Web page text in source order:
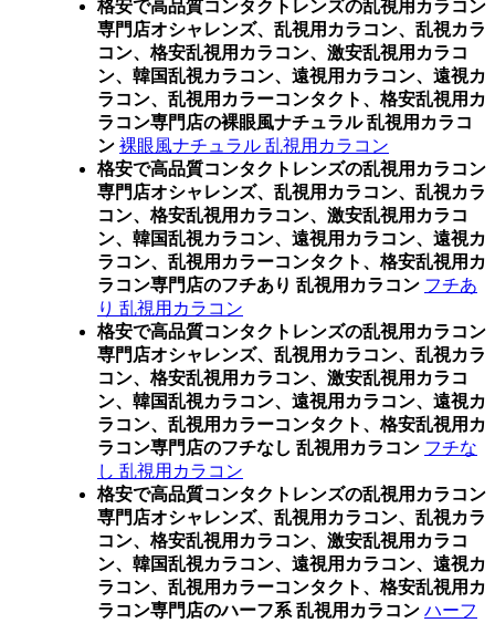
格安で高品質コンタクトレンズの乱視用カラコン
専門店オシャレンズ、乱視用カラコン、乱視カラ
コン、格安乱視用カラコン、激安乱視用カラコ
ン、韓国乱視カラコン、遠視用カラコン、遠視カ
ラコン、乱視用カラーコンタクト、格安乱視用カ
ラコン専門店の裸眼風ナチュラル 乱視用カラコ
ン 裸眼風ナチュラル 乱視用カラコン
格安で高品質コンタクトレンズの乱視用カラコン
専門店オシャレンズ、乱視用カラコン、乱視カラ
コン、格安乱視用カラコン、激安乱視用カラコ
ン、韓国乱視カラコン、遠視用カラコン、遠視カ
ラコン、乱視用カラーコンタクト、格安乱視用カ
ラコン専門店のフチあり 乱視用カラコン フチあ
り 乱視用カラコン
格安で高品質コンタクトレンズの乱視用カラコン
専門店オシャレンズ、乱視用カラコン、乱視カラ
コン、格安乱視用カラコン、激安乱視用カラコ
ン、韓国乱視カラコン、遠視用カラコン、遠視カ
ラコン、乱視用カラーコンタクト、格安乱視用カ
ラコン専門店のフチなし 乱視用カラコン フチな
し 乱視用カラコン
格安で高品質コンタクトレンズの乱視用カラコン
専門店オシャレンズ、乱視用カラコン、乱視カラ
コン、格安乱視用カラコン、激安乱視用カラコ
ン、韓国乱視カラコン、遠視用カラコン、遠視カ
ラコン、乱視用カラーコンタクト、格安乱視用カ
ラコン専門店のハーフ系 乱視用カラコン ハーフ